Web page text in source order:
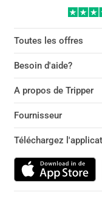
Toutes les offres
Besoin d'aide?
A propos de Tripper
Fournisseur
Téléchargez